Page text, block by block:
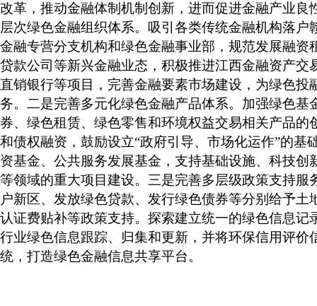
改革，推动金融体制机制创新，进而促进金融产业良
层次绿色金融组织体系。吸引各类传统金融机构落户
金融专营分支机构和绿色金融事业部，规范发展融资
贷款公司等新兴金融业态，积极推进江西金融资产交
直销银行等项目，完善金融要素市场建设，为绿色投
务。二是完善多元化绿色金融产品体系。加强绿色基
券、绿色租赁、绿色零售和环境权益交易相关产品的
和债权融资，鼓励设立“政府引导、市场化运作”的基
资基金、公共服务发展基金，支持基础设施、科技创
等领域的重大项目建设。三是完善多层级政策支持服
户新区、发放绿色贷款、发行绿色债券等分别给予土
认证费贴补等政策支持。探索建立统一的绿色信息记
行业绿色信息跟踪、归集和更新，并将环保信用评价
统，打造绿色金融信息共享平台。